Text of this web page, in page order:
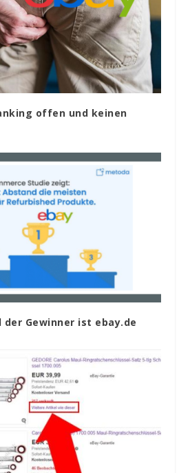
offen und keinen
der Gewinner ist ebay.de